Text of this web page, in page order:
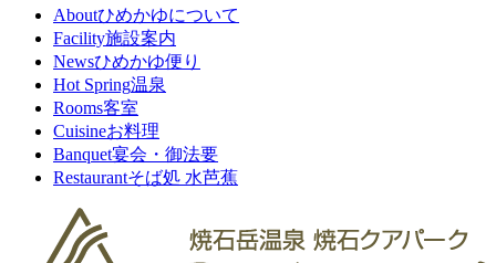
Aboutひめかゆについて
Facility施設案内
Newsひめかゆ便り
Hot Spring温泉
Rooms客室
Cuisineお料理
Banquet宴会・御法要
Restaurantそば処 水芭蕉